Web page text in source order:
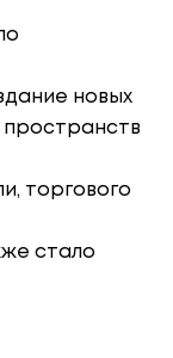
новых
пространств
торгового
стало